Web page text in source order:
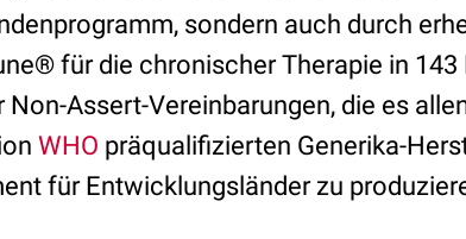
sondern auch durch
für die chronischer Therapie in 143
Assert-Vereinbarungen, die es
WHO präqualifizierten Generika-
für Entwicklungsländer zu